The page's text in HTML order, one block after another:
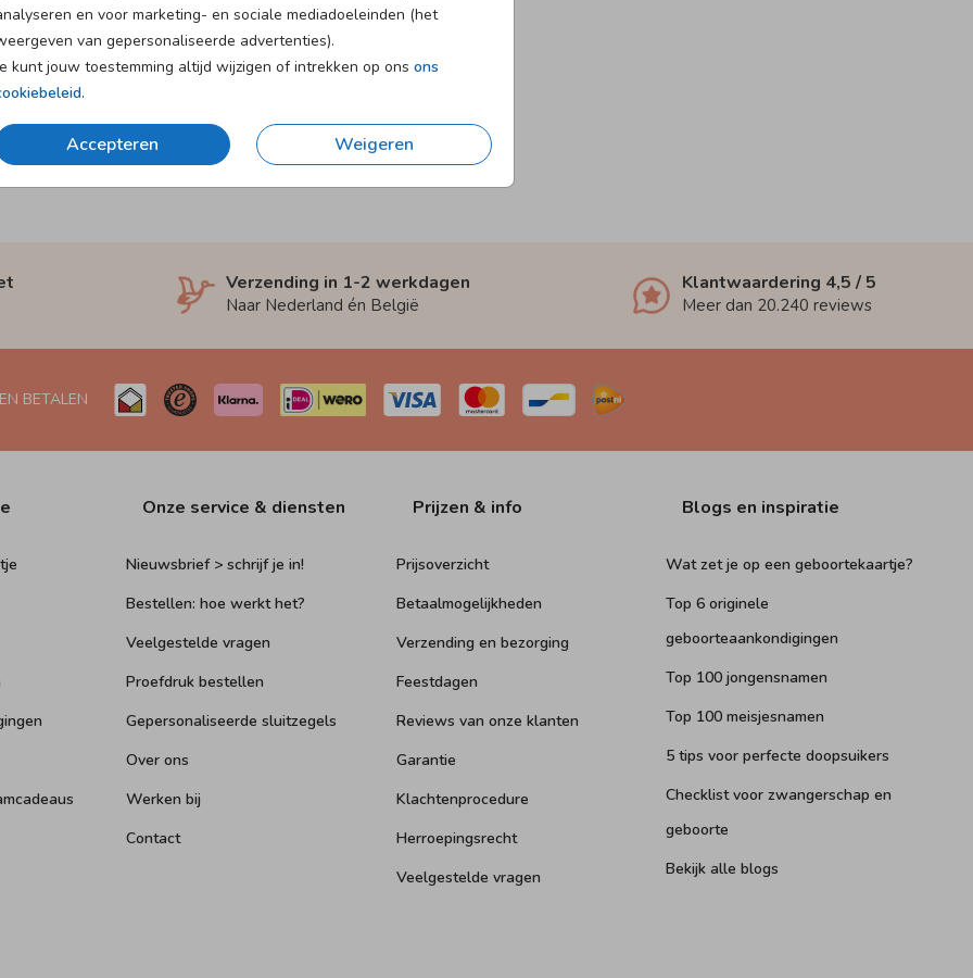
en voor marketing- en sociale mediadoeleinden (het
van gepersonaliseerde advertenties).
kunt jouw toestemming altijd wijzigen of intrekken op ons ons
.
Accepteren Weigeren
Verzending in 1-2 werkdagen
Naar Nederland én België
Klantwaardering 4,5 / 5
Meer dan 20.240 reviews
BETALEN
Onze service & diensten
Nieuwsbrief > schrijf je in!
Bestellen: hoe werkt het?
Veelgestelde vragen
Proefdruk bestellen
Gepersonaliseerde sluitzegels
Over ons
Werken bij
Contact
Prijzen & info
Prijsoverzicht
Betaalmogelijkheden
Verzending en bezorging
Feestdagen
Reviews van onze klanten
Garantie
Klachtenprocedure
Herroepingsrecht
Veelgestelde vragen
Blogs en inspiratie
Wat zet je op een geboortekaartje?
Top 6 originele
geboorteaankondigingen
Top 100 jongensnamen
Top 100 meisjesnamen
5 tips voor perfecte doopsuikers
Checklist voor zwangerschap en
geboorte
Bekijk alle blogs